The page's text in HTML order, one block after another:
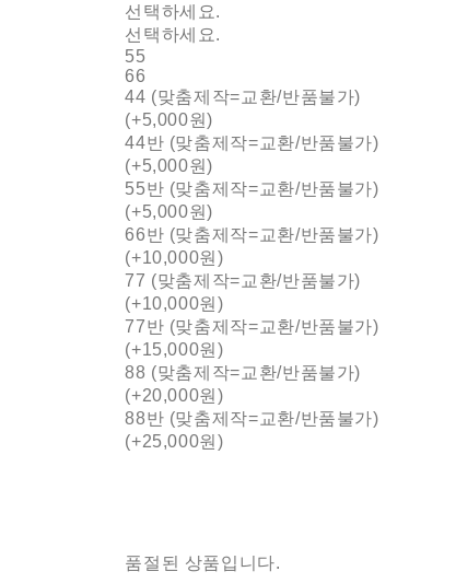
선택하세요.
선택하세요.
55
66
44 (맞춤제작=교환/반품불가)
(+5,000원)
44반 (맞춤제작=교환/반품불가)
(+5,000원)
55반 (맞춤제작=교환/반품불가)
(+5,000원)
66반 (맞춤제작=교환/반품불가)
(+10,000원)
77 (맞춤제작=교환/반품불가)
(+10,000원)
77반 (맞춤제작=교환/반품불가)
(+15,000원)
88 (맞춤제작=교환/반품불가)
(+20,000원)
88반 (맞춤제작=교환/반품불가)
(+25,000원)
품절된 상품입니다.